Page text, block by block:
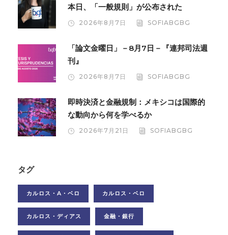
本日、「一般規則」が公布された
2026年8月7日 SOFIABGBG
「論文金曜日」－8月7日－『連邦司法週
刊』
2026年8月7日 SOFIABGBG
即時決済と金融規制：メキシコは国際的
な動向から何を学べるか
2026年7月21日 SOFIABGBG
タグ
カルロス・A・ベロ カルロス・ベロ
カルロス・ディアス 金融・銀行